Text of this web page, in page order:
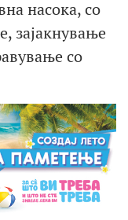
насока, со
зајакнување
со